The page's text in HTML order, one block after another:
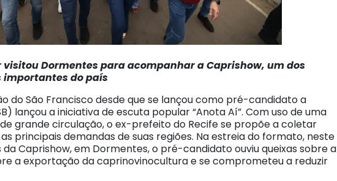
Dormentes para acompanhar a Caprishow, um dos
importantes do país
do São Francisco desde que se lançou como pré-candidato a
lançou a iniciativa de escuta popular “Anota Aí”. Com uso de uma
grande circulação, o ex-prefeito do Recife se propõe a coletar
principais demandas de suas regiões. Na estreia do formato, neste
Caprishow, em Dormentes, o pré-candidato ouviu queixas sobre a
a exportação da caprinovinocultura e se comprometeu a reduzir